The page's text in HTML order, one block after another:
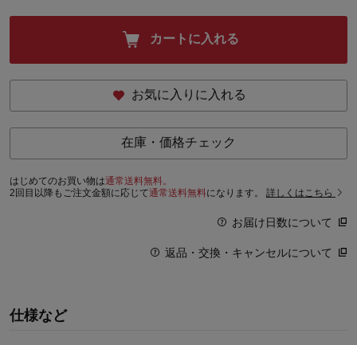
カートに入れる
お気に入りに入れる
在庫・価格チェック
はじめてのお買い物は通常送料無料。
2回目以降もご注文金額に応じて通常送料無料になります。 詳しくはこちら
お届け日数について
返品・交換・キャンセルについて
仕様など